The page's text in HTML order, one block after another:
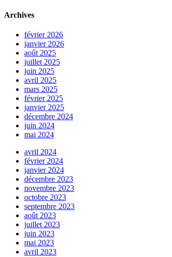
Archives
février 2026
janvier 2026
août 2025
juillet 2025
juin 2025
avril 2025
mars 2025
février 2025
janvier 2025
décembre 2024
juin 2024
mai 2024
avril 2024
février 2024
janvier 2024
décembre 2023
novembre 2023
octobre 2023
septembre 2023
août 2023
juillet 2023
juin 2023
mai 2023
avril 2023